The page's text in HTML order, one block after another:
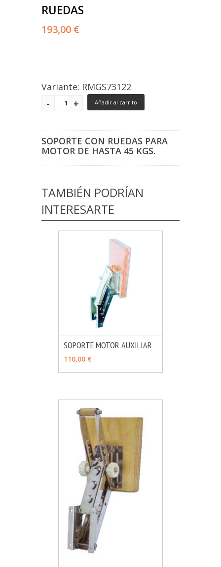
RUEDAS
193,00 €
Variante: RMGS73122
Añadir al carrito
SOPORTE CON RUEDAS PARA
MOTOR DE HASTA 45 KGS.
TAMBIÉN PODRÍAN
INTERESARTE
SOPORTE MOTOR AUXILIAR
110,00 €